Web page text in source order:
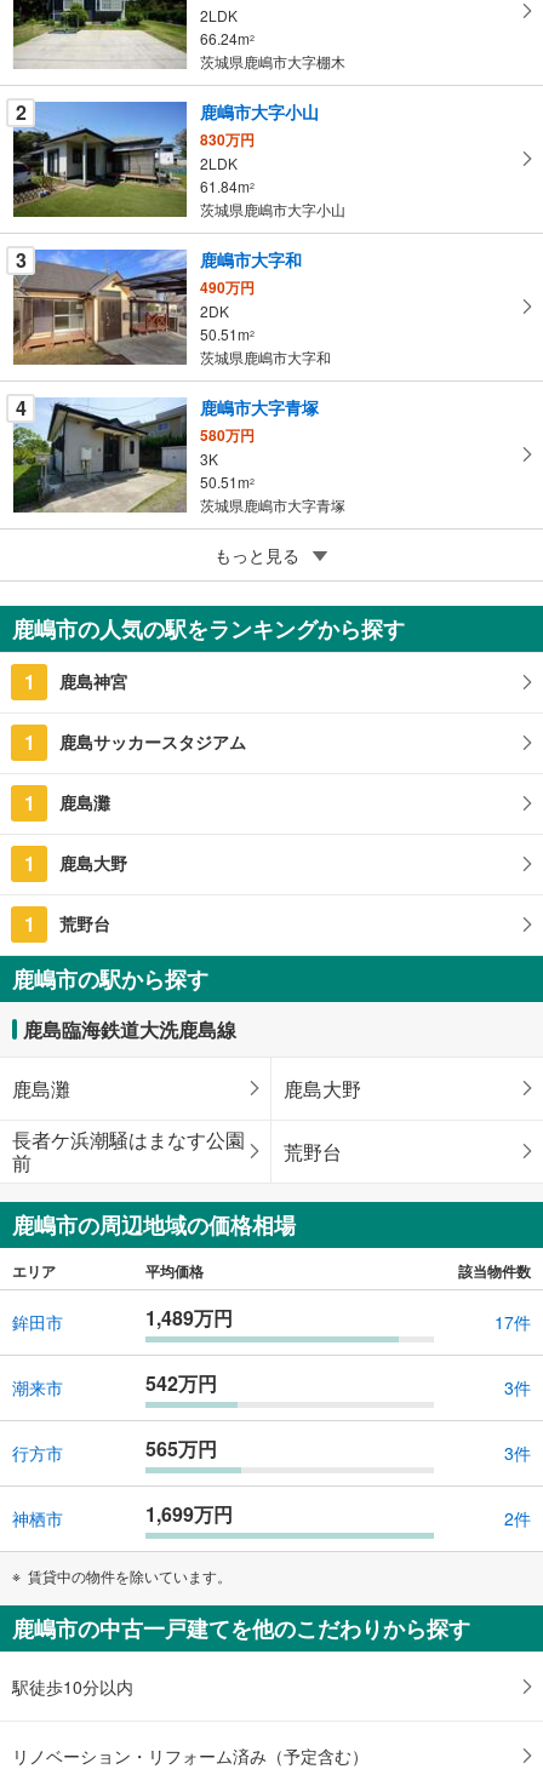
取
る
・
条
件
を
マ
イ
ペ
ー
ジ
に
保
存
す
る
2LDK
66.24m2
茨城県鹿嶋市大字棚木
2 鹿嶋市大字小山
830万円
2LDK
61.84m2
茨城県鹿嶋市大字小山
3 鹿嶋市大字和
490万円
2DK
50.51m2
茨城県鹿嶋市大字和
4 鹿嶋市大字青塚
580万円
3K
50.51m2
茨城県鹿嶋市大字青塚
鹿嶋市大字棚木
430万円
3K
47.92m2
茨城県鹿嶋市大字棚木
もっと見る
鹿嶋市の人気の駅をランキングから探す
1 鹿島神宮
1 鹿島サッカースタジアム
1 鹿島灘
1 鹿島大野
1 荒野台
鹿嶋市の駅から探す
鹿島臨海鉄道大洗鹿島線
鹿島灘
鹿島大野
長者ケ浜潮騒はまなす公園
前
荒野台
鹿嶋市の周辺地域の価格相場
エリア 平均価格 該当物件数
鉾田市 1,489万円 17件
潮来市 542万円 3件
行方市 565万円 3件
神栖市 1,699万円 2件
賃貸中の物件を除いています。
鹿嶋市の中古一戸建てを他のこだわりから探す
駅徒歩10分以内
リノベーション・リフォーム済み（予定含む）